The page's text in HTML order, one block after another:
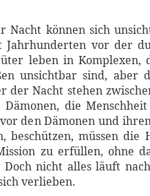
Nacht können sich
Jahrhunderten vor der
leben in Komplexen,
unsichtbar sind, aber
Nacht stehen
die
den Dämonen und
beschützen, müssen die
zu erfüllen, ohne
nicht alles läuft
verlieben.